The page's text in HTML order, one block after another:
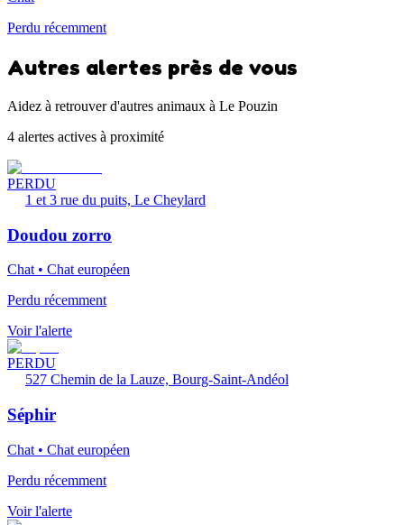
Perdu récemment
Autres alertes près de vous
Aidez à retrouver d'autres animaux à Le Pouzin
4 alertes actives à proximité
PERDU
1 et 3 rue du puits, Le Cheylard
Doudou zorro
Chat • Chat européen
Perdu récemment
Voir l'alerte
PERDU
527 Chemin de la Lauze, Bourg-Saint-Andéol
Séphir
Chat • Chat européen
Perdu récemment
Voir l'alerte